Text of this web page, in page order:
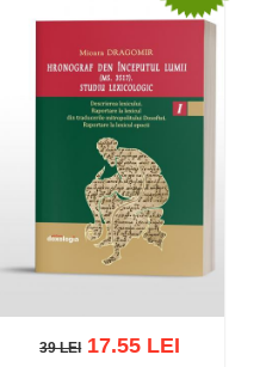
39 LEI
39 LEI17.55 LEI